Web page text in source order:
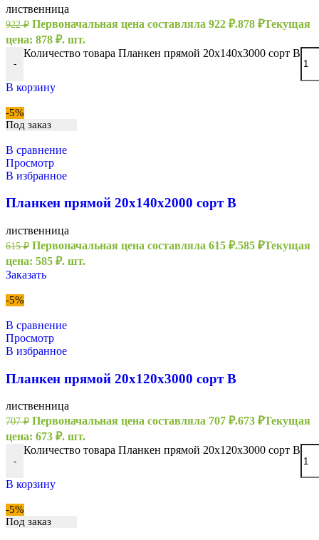
лиственница
922₽ Первоначальная цена составляла 922 ₽.878 ₽Текущая
цена: 878 ₽. шт.
-
Количество товара Планкен прямой 20х140х3000 сорт В
В корзину
-5%
Под заказ
В сравнение
Просмотр
В избранное
Планкен прямой 20х140х2000 сорт В
лиственница
615₽ Первоначальная цена составляла 615 ₽.585 ₽Текущая
цена: 585 ₽. шт.
Заказать
-5%
В сравнение
Просмотр
В избранное
Планкен прямой 20х120х3000 сорт В
лиственница
707₽ Первоначальная цена составляла 707 ₽.673 ₽Текущая
цена: 673 ₽. шт.
-
Количество товара Планкен прямой 20х120х3000 сорт В
В корзину
-5%
Под заказ